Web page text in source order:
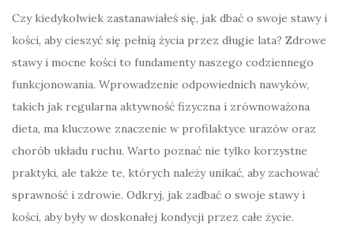
Czy kiedykolwiek zastanawiałeś się, jak dbać o swoje stawy i
kości, aby cieszyć się pełnią życia przez długie lata? Zdrowe
stawy i mocne kości to fundamenty naszego codziennego
funkcjonowania. Wprowadzenie odpowiednich nawyków,
takich jak regularna aktywność fizyczna i zrównoważona
dieta, ma kluczowe znaczenie w profilaktyce urazów oraz
chorób układu ruchu. Warto poznać nie tylko korzystne
praktyki, ale także te, których należy unikać, aby zachować
sprawność i zdrowie. Odkryj, jak zadbać o swoje stawy i
kości, aby były w doskonałej kondycji przez całe życie.